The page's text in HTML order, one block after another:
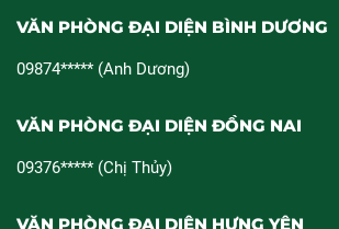
VĂN PHÒNG ĐẠI DIỆN BÌNH DƯƠNG
09874***** (Anh Dương)
VĂN PHÒNG ĐẠI DIỆN ĐỒNG NAI
09376***** (Chị Thủy)
VĂN PHÒNG ĐẠI DIỆN HƯNG YÊN